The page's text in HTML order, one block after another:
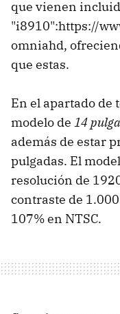
que vienen
"i8910":https://
omniahd,
que estas.
En el apartado de
modelo de 14
además de estar
pulgadas. El
resolución de
contraste de
107% en NTSC.